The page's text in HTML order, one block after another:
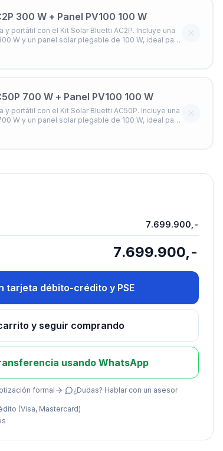
300 W + Panel PV100 100 W
y portátil con el Kit Solar Bluetti AC2P. Incluye una
W y un panel solar plegable de 100 W, ideal para
cargados dondequiera que estés. Reduce tu
y obtén una fuente conf
700 W + Panel PV100 100 W
y portátil con el Kit Solar Bluetti AC50P. Incluye una
W y un panel solar plegable de 100 W, ideal para
cargados dondequiera que estés. Reduce tu
y obtén una fuente con
7.699.900,-
7.699.900,-
tarjeta débito-crédito y PSE
y seguir comprando
usando WhatsApp
formal · ¿Dudas? Hablar con un asesor
(Visa, Mastercard)